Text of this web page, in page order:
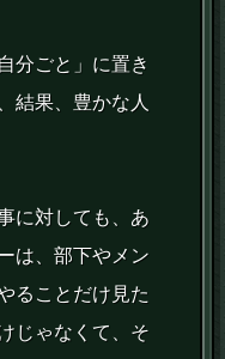
分ごと」に置き
結果、豊かな人
に対しても、あ
は、部下やメン
ることだけ見た
じゃなくて、そ